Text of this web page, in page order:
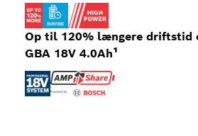
Op til 120% længere driftstid
GBA 18V 4.0Ah¹